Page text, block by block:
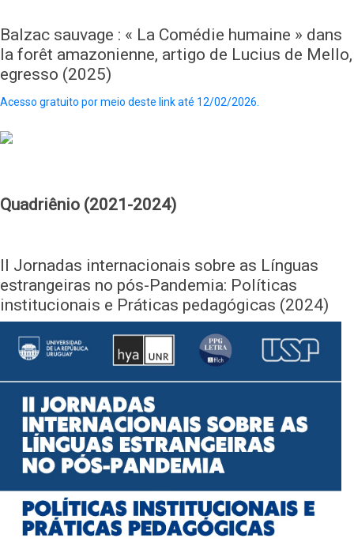
Balzac sauvage : « La Comédie humaine » dans
la forêt amazonienne, artigo de Lucius de Mello,
egresso (2025)
Acesso gratuito por meio deste link até 12/02/2026.
Quadriênio (2021-2024)
II Jornadas internacionais sobre as Línguas
estrangeiras no pós-Pandemia: Políticas
institucionais e Práticas pedagógicas (2024)